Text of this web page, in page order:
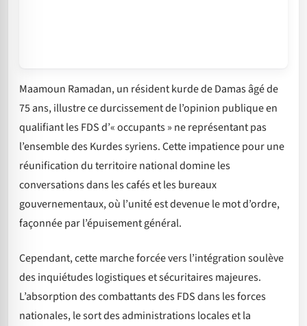
Maamoun Ramadan, un résident kurde de Damas âgé de
75 ans, illustre ce durcissement de l’opinion publique en
qualifiant les FDS d’« occupants » ne représentant pas
l’ensemble des Kurdes syriens. Cette impatience pour une
réunification du territoire national domine les
conversations dans les cafés et les bureaux
gouvernementaux, où l’unité est devenue le mot d’ordre,
façonnée par l’épuisement général.
Cependant, cette marche forcée vers l’intégration soulève
des inquiétudes logistiques et sécuritaires majeures.
L’absorption des combattants des FDS dans les forces
nationales, le sort des administrations locales et la